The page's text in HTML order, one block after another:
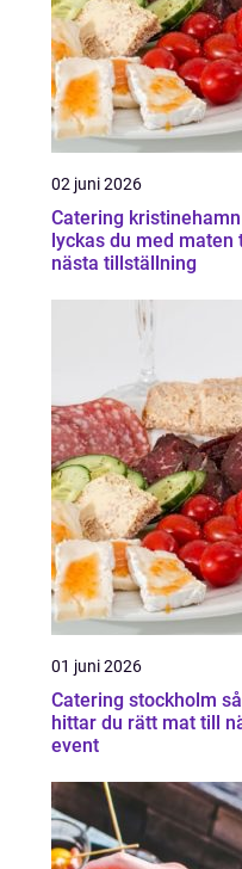
02 juni 2026
Catering kristinehamn så
lyckas du med maten
nästa tillställning
01 juni 2026
Catering stockholm så
hittar du rätt mat till
event